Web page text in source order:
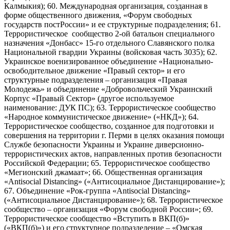
Калмыкия); 60. Международная организация, созданная в
форме общественного движения, «Форум свободных
государств постРоссии» и ее структурные подразделения; 61.
Террористическое сообщество 2-ой батальон специального
назначения «Донбасс» 15-го отдельного Славянского полка
Национальной гвардии Украины (войсковая часть 3035); 62.
Украинское военизированное объединение «Национально-
освободительное движение «Правый сектор» и его
структурные подразделения – организация «Правая
Молодежь» и объединение «Добровольческий Украинский
Корпус «Правый Сектор» (другое используемое
наименование: ДУК ПС); 63. Террористическое сообщество
«Народное коммунистическое движение» («НКД»); 64.
Террористическое сообщество, созданное для подготовки и
совершения на территории г. Перми в целях оказания помощи
Службе безопасности Украины и Украине диверсионно-
террористических актов, направленных против безопасности
Российской Федерации; 65. Террористическое сообщество
«Мегионский джамаат»; 66. Общественная организация
«Antisocial Distancing» («Антисоциальное Дистанцирование»);
67. Объединение «Рок-группа «Antisocial Distancing»
(«Антисоциальное Дистанцирование»); 68. Террористическое
сообщество – организация «Форум свободной России»; 69.
Террористическое сообщество «Вступить в ВКП(б)»
(«ВКП(б)») и его структурное подразделение – «Омская